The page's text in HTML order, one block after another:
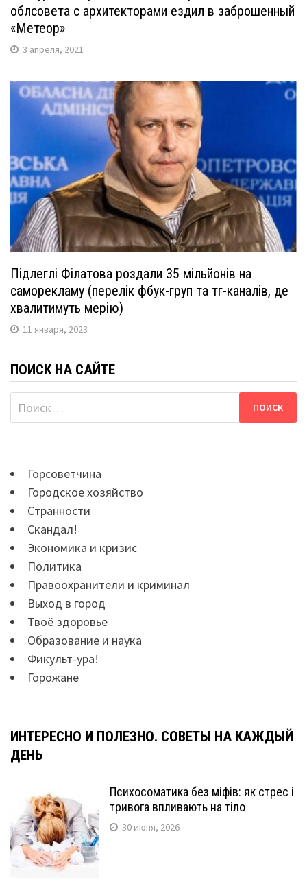
облсовета с архитекторами ездил в заброшенный
«Метеор»
3 апреля, 2021
Підлеглі Філатова роздали 35 мільйонів на
саморекламу (перелік фбук-груп та тг-каналів, де
хвалитимуть мерію)
11 января, 2023
ПОИСК НА САЙТЕ
Найти:
Горсоветчина
Городское хозяйство
Странности
Скандал!
Экономика и кризис
Политика
Правоохранители и криминал
Выход в город
Твоё здоровье
Образование и наука
Фикульт-ура!
Горожане
ИНТЕРЕСНО И ПОЛЕЗНО. СОВЕТЫ НА КАЖДЫЙ
ДЕНЬ
Психосоматика без міфів: як стрес і
тривога впливають на тіло
30 июня, 2026